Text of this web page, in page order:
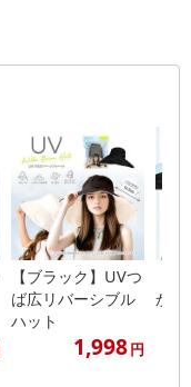
【ブラック】UVつ
ば広リバーシブル
ハット
1,998円
かわ